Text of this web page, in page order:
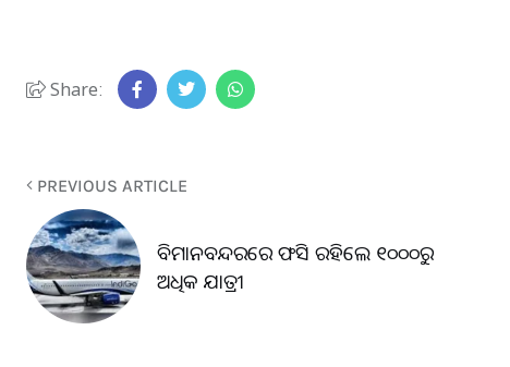
Share:
PREVIOUS ARTICLE
ବିମାନବନ୍ଦରରେ ଫସି ରହିଲେ ୧୦୦୦ରୁ
ଅଧିକ ଯାତ୍ରୀ